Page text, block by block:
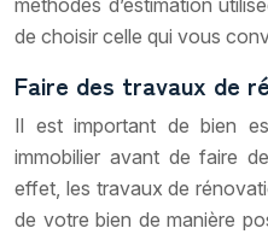
de choisir celle qui vous
Faire des travaux de
Il est important de bien
immobilier avant de faire
effet, les travaux de
de votre bien de manière